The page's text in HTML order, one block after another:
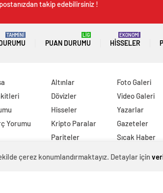
takip edebilirsiniz !
TAHMİNİ
PUAN DURUMU
LİG
HISSELER
EKONOMİ
Yorumu
Altınlar
Dövizler
Hisseler
Kripto Paralar
Pariteler
Foto Galeri
Video Galeri
Yazarlar
Gazeteler
Sıcak Haber
çerez konumlandırmaktayız. Detaylar için